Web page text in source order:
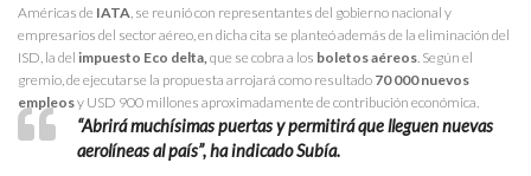
Américas de IATA , se reunió con representantes del gobierno nacional y
empresarios del sector aéreo, en dicha cita se planteó además de la eliminación del
ISD, la del impuesto Eco delta, que se cobra a los boletos aéreos . Según el
gremio, de ejecutarse la propuesta arrojará como resultado 70 000 nuevos
empleosy USD 900 millones aproximadamente de contribución económica.
“Abrirá muchísimas puertas y permitirá que lleguen nuevas
aerolíneas al país”, ha indicado Subía.